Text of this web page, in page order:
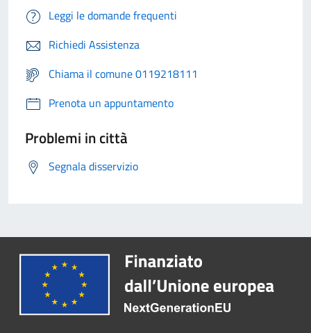
Leggi le domande frequenti
Richiedi Assistenza
Chiama il comune 0119218111
Prenota un appuntamento
Problemi in città
Segnala disservizio